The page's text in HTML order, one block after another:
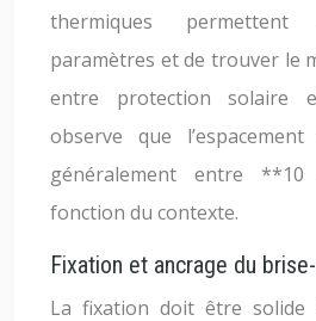
thermiques permettent
paramètres et de trouver le
entre protection solaire
observe que
généralement entre
fonction du contexte.
Fixation et ancrage du
La fixation doit être solide